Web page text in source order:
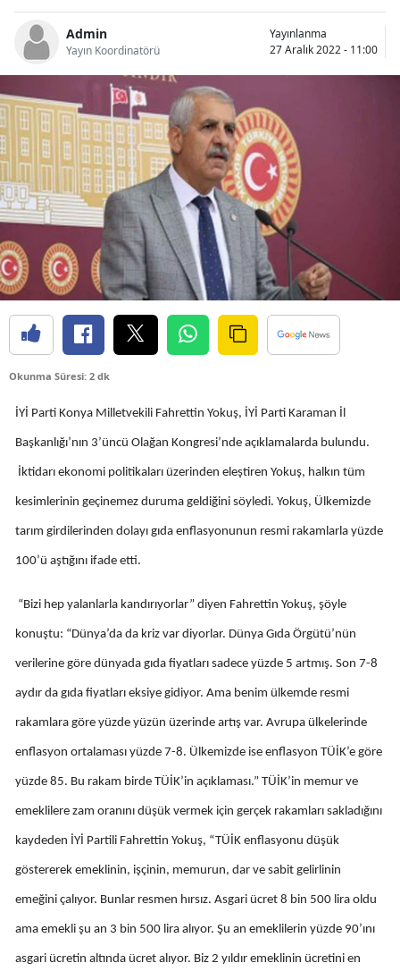
Bitlis
Bursa
Çanakkale
Çankırı
Çorum
Denizli
Diyarbakır
Edirne
Erzurum
Eskişehir
Gaziantep
Gümüşhane
Hatay
Isparta
Mersin
Kars
Kastamonu
Admin
Yayın Koordinatörü
Yayınlanma
27 Aralık 2022 - 11:00
Okunma Süresi: 2 dk
İYİ Parti Konya Milletvekili Fahrettin Yokuş, İYİ Parti Karaman İl
Başkanlığı’nın 3’üncü Olağan Kongresi’nde açıklamalarda bulundu.
İktidarı ekonomi politikaları üzerinden eleştiren Yokuş, halkın tüm
kesimlerinin geçinemez duruma geldiğini söyledi. Yokuş, Ülkemizde
tarım girdilerinden dolayı gıda enflasyonunun resmi rakamlarla yüzde
100’ü aştığını ifade etti.
“Bizi hep yalanlarla kandırıyorlar” diyen Fahrettin Yokuş, şöyle
konuştu: “Dünya’da da kriz var diyorlar. Dünya Gıda Örgütü’nün
verilerine göre dünyada gıda fiyatları sadece yüzde 5 artmış. Son 7-8
aydır da gıda fiyatları eksiye gidiyor. Ama benim ülkemde resmi
rakamlara göre yüzde yüzün üzerinde artış var. Avrupa ülkelerinde
enflasyon ortalaması yüzde 7-8. Ülkemizde ise enflasyon TÜİK’e göre
yüzde 85. Bu rakam birde TÜİK’in açıklaması.” TÜİK’in memur ve
emeklilere zam oranını düşük vermek için gerçek rakamları sakladığını
kaydeden İYİ Partili Fahrettin Yokuş, “TÜİK enflasyonu düşük
göstererek emeklinin, işçinin, memurun, dar ve sabit gelirlinin
emeğini çalıyor. Bunlar resmen hırsız. Asgari ücret 8 bin 500 lira oldu
ama emekli şu an 3 bin 500 lira alıyor. Şu an emeklilerin yüzde 90’ını
asgari ücretin altında ücret alıyor. Biz 2 yıldır emeklinin ücretini en